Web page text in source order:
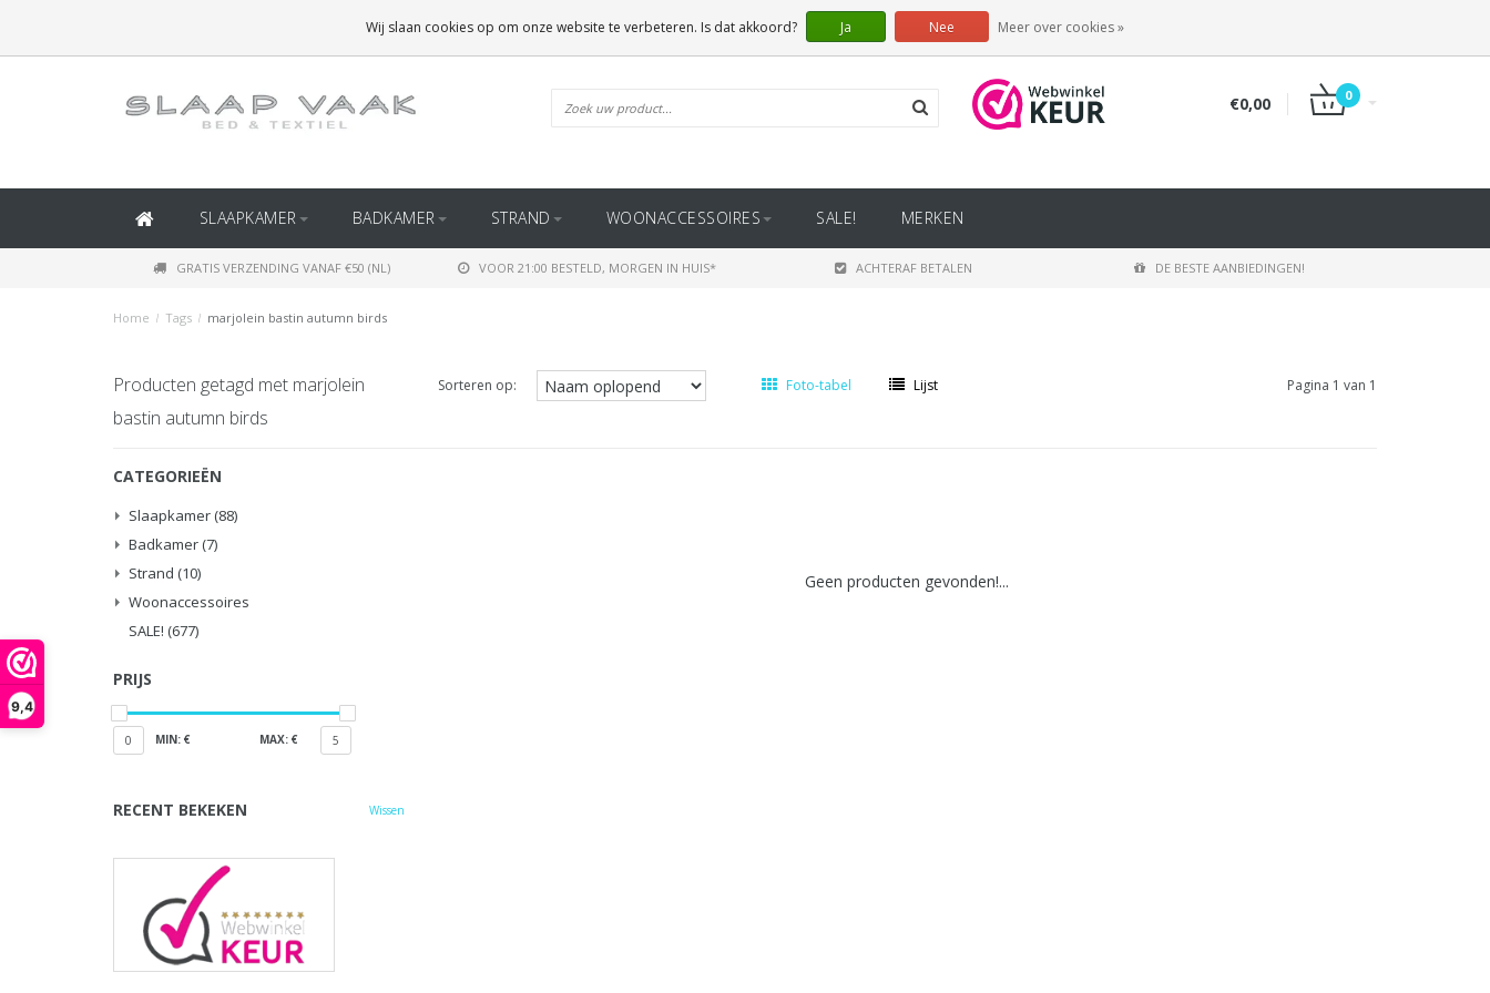
9,4
(BINNEN BELGIË)
€0,00 0
SLAAPKAMER BADKAMER STRAND WOONACCESSOIRES SALE! MERKEN
GRATIS VERZENDING VANAF €50 (NL) VOOR 21:00 BESTELD, MORGEN IN HUIS* ACHTERAF BETALEN DE BESTE AANBIEDINGEN!
Home / Tags / marjolein bastin autumn birds
Producten getagd met marjolein
bastin autumn birds
Sorteren op: Foto-tabel Lijst Pagina 1 van 1
CATEGORIEËN
Slaapkamer (88)
Badkamer (7)
Strand (10)
Woonaccessoires
SALE! (677)
PRIJS
0 MIN: € MAX: € 5
RECENT BEKEKEN Wissen
Geen producten gevonden!...
Wij slaan cookies op om onze website te verbeteren. Is dat akkoord? Ja Nee Meer over cookies »